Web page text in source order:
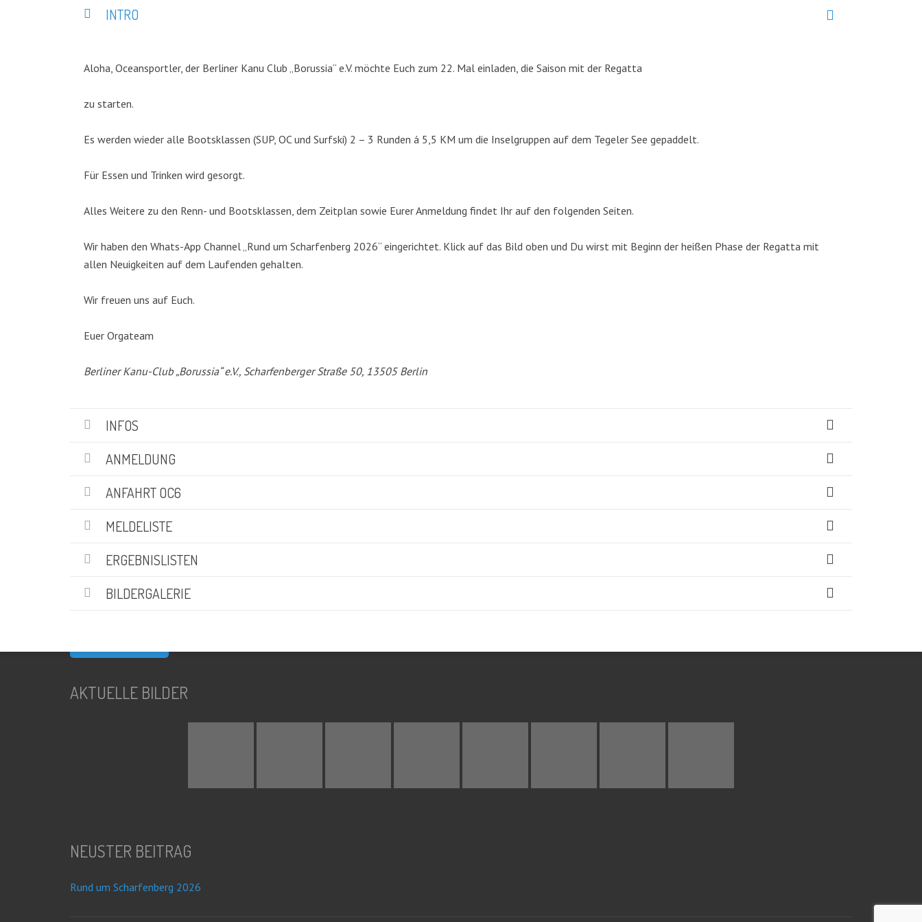
INTRO
Aloha, Oceansportler, der Berliner Kanu Club „Borussia“ e.V. möchte Euch zum 22. Mal einladen, die Saison mit der Regatta
zu starten.
Es werden wieder alle Bootsklassen (SUP, OC und Surfski) 2 – 3 Runden á 5,5 KM um die Inselgruppen auf dem Tegeler See gepaddelt.
Für Essen und Trinken wird gesorgt.
Alles Weitere zu den Renn- und Bootsklassen, dem Zeitplan sowie Eurer Anmeldung findet Ihr auf den folgenden Seiten.
Wir haben den Whats-App Channel „Rund um Scharfenberg 2026“ eingerichtet. Klick auf das Bild oben und Du wirst mit Beginn der heißen Phase der Regatta mit
allen Neuigkeiten auf dem Laufenden gehalten.
Wir freuen uns auf Euch.
Euer Orgateam
Berliner Kanu-Club „Borussia“ e.V., Scharfenberger Straße 50, 13505 Berlin
INFOS
ANMELDUNG
ANFAHRT OC6
MELDELISTE
ERGEBNISLISTEN
BILDERGALERIE
KATEGORIEN
Abteilungen (5)
Kanadier(6)
Kanu-Rennsport
Kids – Teens (10)
Social Marketing(1)
Wir über uns (19)
SUCHE
Suchen
AKTUELLE BILDER
NEUSTER BEITRAG
Rund um Scharfenberg 2026